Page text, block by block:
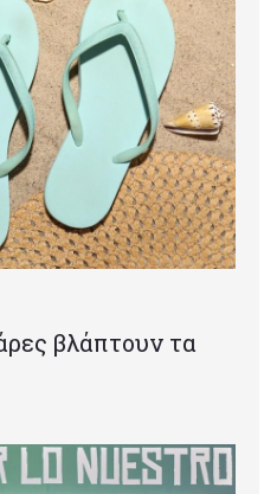
βλάπτουν τα